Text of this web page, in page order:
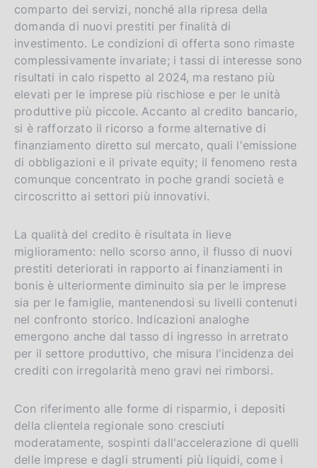
comparto dei servizi, nonché alla ripresa della
domanda di nuovi prestiti per finalità di
investimento. Le condizioni di offerta sono rimaste
complessivamente invariate; i tassi di interesse sono
risultati in calo rispetto al 2024, ma restano più
elevati per le imprese più rischiose e per le unità
produttive più piccole. Accanto al credito bancario,
si è rafforzato il ricorso a forme alternative di
finanziamento diretto sul mercato, quali l'emissione
di obbligazioni e il private equity; il fenomeno resta
comunque concentrato in poche grandi società e
circoscritto ai settori più innovativi.
La qualità del credito è risultata in lieve
miglioramento: nello scorso anno, il flusso di nuovi
prestiti deteriorati in rapporto ai finanziamenti in
bonis è ulteriormente diminuito sia per le imprese
sia per le famiglie, mantenendosi su livelli contenuti
nel confronto storico. Indicazioni analoghe
emergono anche dal tasso di ingresso in arretrato
per il settore produttivo, che misura l'incidenza dei
crediti con irregolarità meno gravi nei rimborsi.
Con riferimento alle forme di risparmio, i depositi
della clientela regionale sono cresciuti
moderatamente, sospinti dall'accelerazione di quelli
delle imprese e dagli strumenti più liquidi, come i